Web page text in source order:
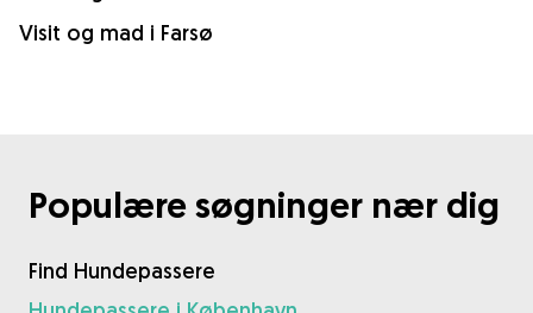
Visit og mad i Farsø
Populære søgninger nær dig
Find Hundepassere